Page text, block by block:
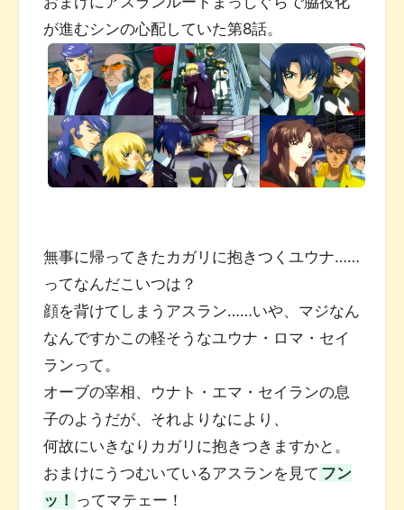
が進むシンの心配していた第8話。
無事に帰ってきたカガリに抱きつくユウナ……
ってなんだこいつは？
顔を背けてしまうアスラン……いや、マジなん
なんですかこの軽そうなユウナ・ロマ・セイ
ランって。
オーブの宰相、ウナト・エマ・セイランの息
子のようだが、それよりなにより、
何故にいきなりカガリに抱きつきますかと。
おまけにうつむいているアスランを見て フン
ッ！ ってマテェー！